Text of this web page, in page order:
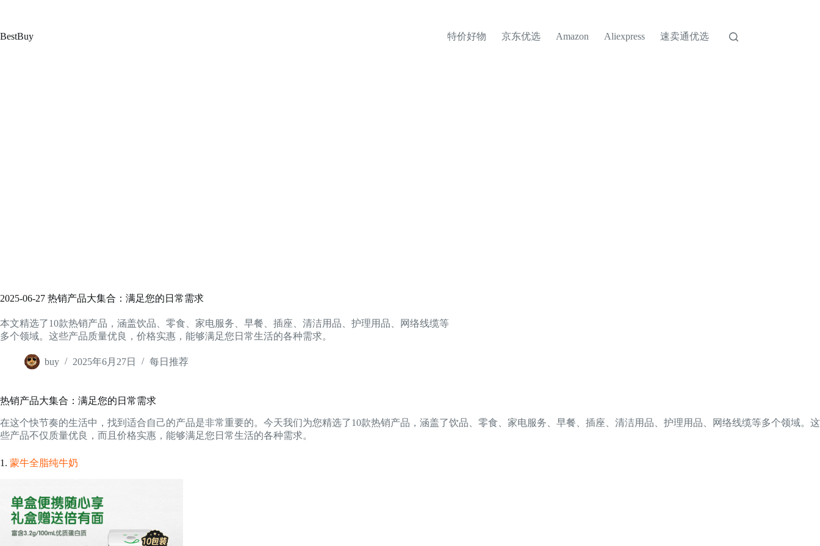
内
BestBuy 特价好物 京东优选 Amazon Aliexpress 速卖通优选
2025-06-27 热销产品大集合：满足您的日常需求
本文精选了10款热销产品，涵盖饮品、零食、家电服务、早餐、插座、清洁用品、护理用品、网络线缆等
多个领域。这些产品质量优良，价格实惠，能够满足您日常生活的各种需求。
buy 2025年6月27日 每日推荐
热销产品大集合：满足您的日常需求
在这个快节奏的生活中，找到适合自己的产品是非常重要的。今天我们为您精选了10款热销产品，涵盖了饮品、零食、家电服务、早餐、插座、清洁用品、护理用品、网络线缆等多个领域。这
些产品不仅质量优良，而且价格实惠，能够满足您日常生活的各种需求。
1. 蒙牛全脂纯牛奶